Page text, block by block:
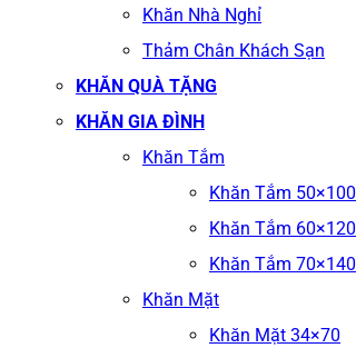
Khăn Nhà Nghỉ
Thảm Chân Khách Sạn
KHĂN QUÀ TẶNG
KHĂN GIA ĐÌNH
Khăn Tắm
Khăn Tắm 50×100
Khăn Tắm 60×120
Khăn Tắm 70×140
Khăn Mặt
Khăn Mặt 34×70